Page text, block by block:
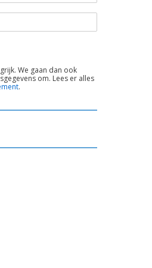
We gaan dan ook
om. Lees er alles
.